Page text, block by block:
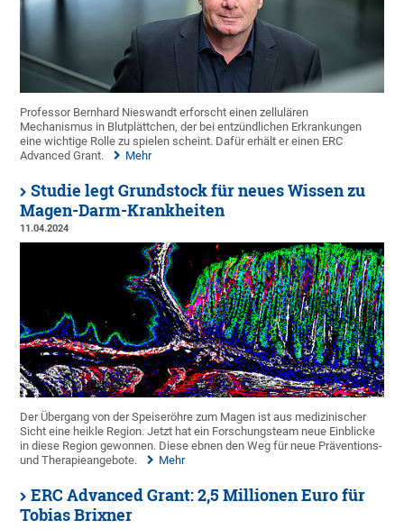
Professor Bernhard Nieswandt erforscht einen zellulären
Mechanismus in Blutplättchen, der bei entzündlichen Erkrankungen
eine wichtige Rolle zu spielen scheint. Dafür erhält er einen ERC
Advanced Grant.
Mehr
Studie legt Grundstock für neues Wissen zu
Magen-Darm-Krankheiten
11.04.2024
Der Übergang von der Speiseröhre zum Magen ist aus medizinischer
Sicht eine heikle Region. Jetzt hat ein Forschungsteam neue Einblicke
in diese Region gewonnen. Diese ebnen den Weg für neue Präventions-
und Therapieangebote.
Mehr
ERC Advanced Grant: 2,5 Millionen Euro für
Tobias Brixner